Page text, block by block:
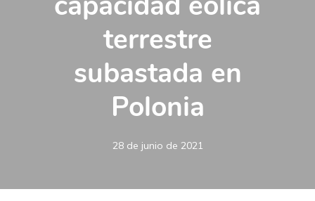
terrestre
subastada en
Polonia
28 de junio de 2021